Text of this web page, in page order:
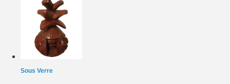
Sous Verre